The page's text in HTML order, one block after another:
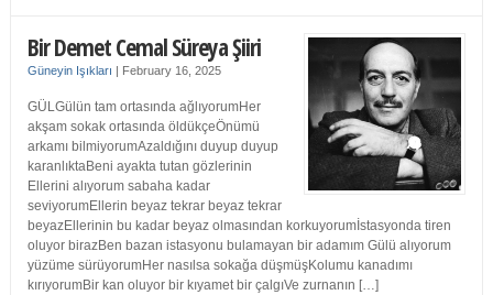
Bir Demet Cemal Süreya Şiiri
Güneyin Işıkları | February 16, 2025
GÜLGülün tam ortasında ağlıyorumHer
akşam sokak ortasında öldükçeÖnümü
arkamı bilmiyorumAzaldığını duyup duyup
karanlıktaBeni ayakta tutan gözlerinin
Ellerini alıyorum sabaha kadar
seviyorumEllerin beyaz tekrar beyaz tekrar
beyazEllerinin bu kadar beyaz olmasından korkuyorumİstasyonda tiren
oluyor birazBen bazan istasyonu bulamayan bir adamım Gülü alıyorum
yüzüme sürüyorumHer nasılsa sokağa düşmüşKolumu kanadımı
kırıyorumBir kan oluyor bir kıyamet bir çalgıVe zurnanın […]